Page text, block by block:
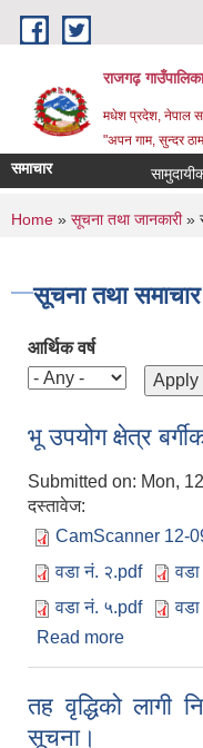
Skip to main content
राजगढ़ गाउँपालिका
मधेश प्रदेश, नेपाल
"अपन गाम, सुन्दर
समाचार सामुदायीक
You are here
Home » सूचना तथा जानकारी»
सूचना तथा समाचार
आर्थिक वर्ष
भू उपयोग क्षेत्र
Submitted on: Mon,
दस्तावेज:
CamScanner 12-
वडा नं. २.pdf
वडा नं. ५.pdf
Read more
तह वृद्धिको लागी
सूचना।